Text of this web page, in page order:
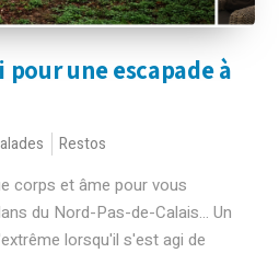
pour une escapade à
Restos
corps et âme pour vous
du Nord-Pas-de-Calais... Un
lorsqu'il s'est agi de